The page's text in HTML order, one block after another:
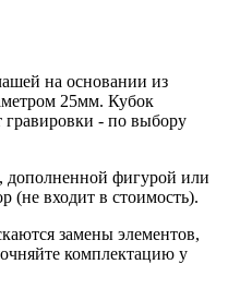
на основании из
25мм. Кубок
гравировки - по выбору
фигурой или
(не входит в стоимость).
замены элементов,
комплектацию у